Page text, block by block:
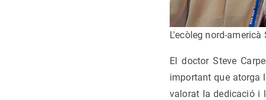
L'ecòleg nord-americà
El doctor Steve
important que atorga
valorat la dedicació i